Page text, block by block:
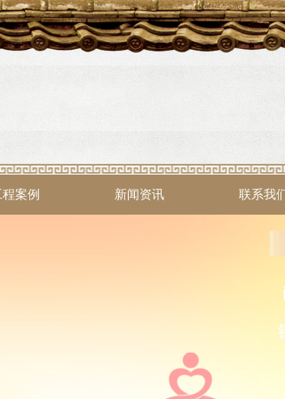
程案例 新闻资讯 联系我